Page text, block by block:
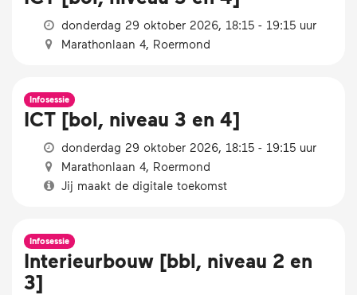
donderdag 29 oktober 2026, 18:15 - 19:15 uur
Marathonlaan 4, Roermond
Infosessie
ICT [bol, niveau 3 en 4]
donderdag 29 oktober 2026, 18:15 - 19:15 uur
Marathonlaan 4, Roermond
Jij maakt de digitale toekomst
Infosessie
Interieurbouw [bbl, niveau 2 en
3]